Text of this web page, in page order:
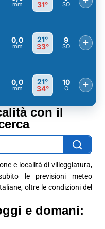
mm
31°
SO
0,0
mm
21°
33°
9
SO +
0,0
mm
21°
34°
10
O +
con il
e località di villeggiatura,
le previsioni meteo
oltre le condizioni del
e domani: